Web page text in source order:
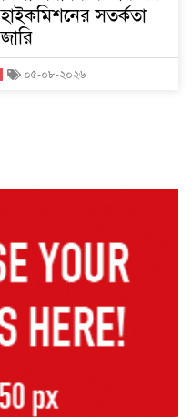
হাইকমিশনের সতর্কতা
জারি
০৫-০৮-২০২৬